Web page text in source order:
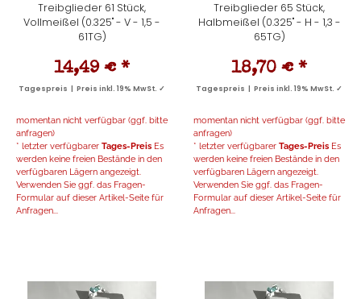
Treibglieder 61 Stück,
Vollmeißel (0.325" - V - 1,5 -
61TG)
14,49 € *
Tagespreis | Preis inkl. 19% MwSt. ✓
momentan nicht verfügbar (ggf. bitte
anfragen)
* letzter verfügbarer Tages-Preis Es
werden keine freien Bestände in den
verfügbaren Lägern angezeigt.
Verwenden Sie ggf. das Fragen-
Formular auf dieser Artikel-Seite für
Anfragen...
Treibglieder 65 Stück,
Halbmeißel (0.325" - H - 1,3 -
65TG)
18,70 € *
Tagespreis | Preis inkl. 19% MwSt. ✓
momentan nicht verfügbar (ggf. bitte
anfragen)
* letzter verfügbarer Tages-Preis Es
werden keine freien Bestände in den
verfügbaren Lägern angezeigt.
Verwenden Sie ggf. das Fragen-
Formular auf dieser Artikel-Seite für
Anfragen...